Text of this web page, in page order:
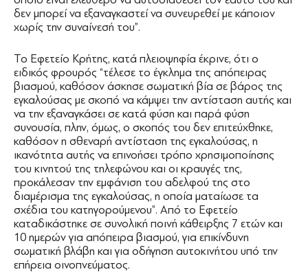
δεν μπορεί να εξαναγκαστεί να συνευρεθεί με κάποιον
χωρίς την συναίνεσή του”.
Το Εφετείο Κρήτης, κατά πλειοψηφία έκρινε, ότι ο
ειδικός φρουρός “τέλεσε το έγκλημα της απόπειρας
βιασμού, καθόσον άσκησε σωματική βία σε βάρος της
εγκαλούσας με σκοπό να κάμψει την αντίσταση αυτής και
να την εξαναγκάσει σε κατά φύση και παρά φύση
συνουσία, πλην, όμως, ο σκοπός του δεν επιτεύχθηκε,
καθόσον η σθεναρή αντίσταση της εγκαλούσας, η
ικανότητα αυτής να επινοήσει τρόπο χρησιμοποίησης
του κινητού της τηλεφώνου και οι κραυγές της,
προκάλεσαν την εμφάνιση του αδελφού της στο
διαμέρισμα της εγκαλούσας, η οποία ματαίωσε τα
σχέδια του κατηγορούμενου”. Από το Εφετείο
καταδικάστηκε σε συνολική ποινή κάθειρξης 7 ετών και
10 ημερών για απόπειρα βιασμού, για επικίνδυνη
σωματική βλάβη και για οδήγηση αυτοκινήτου υπό την
επήρεια οινοπνεύματος.